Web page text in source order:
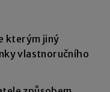
kterým jiný
vlastnoručního